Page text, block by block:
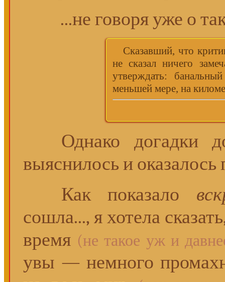
...не говоря уже о
Сказавший, что
не сказал ничего
утверждать:
меньшей мере, на
Однако догадки
выяснилось и
Как показало
сошла..., я хотела
время (не такое уж и
увы — немного